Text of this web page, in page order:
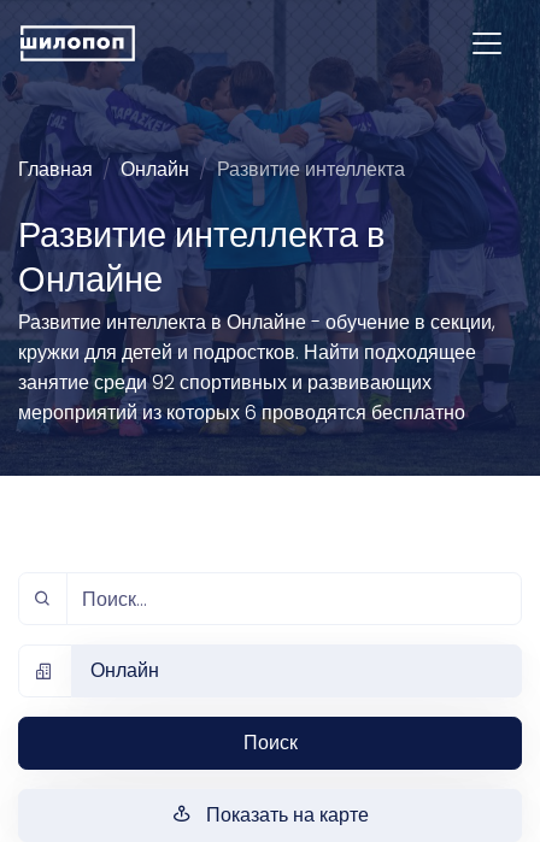
Главная Онлайн Развитие интеллекта
Развитие интеллекта в
Онлайне
Развитие интеллекта в Онлайне - обучение в секции,
кружки для детей и подростков. Найти подходящее
занятие среди 92 спортивных и развивающих
мероприятий из которых 6 проводятся бесплатно
Онлайн
Поиск
Показать на карте